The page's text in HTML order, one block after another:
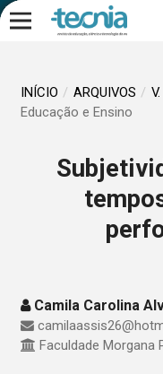
INÍCIO / ARQUIVOS /
Educação e Ensino
Camila Carolina
Faculdade Morgana